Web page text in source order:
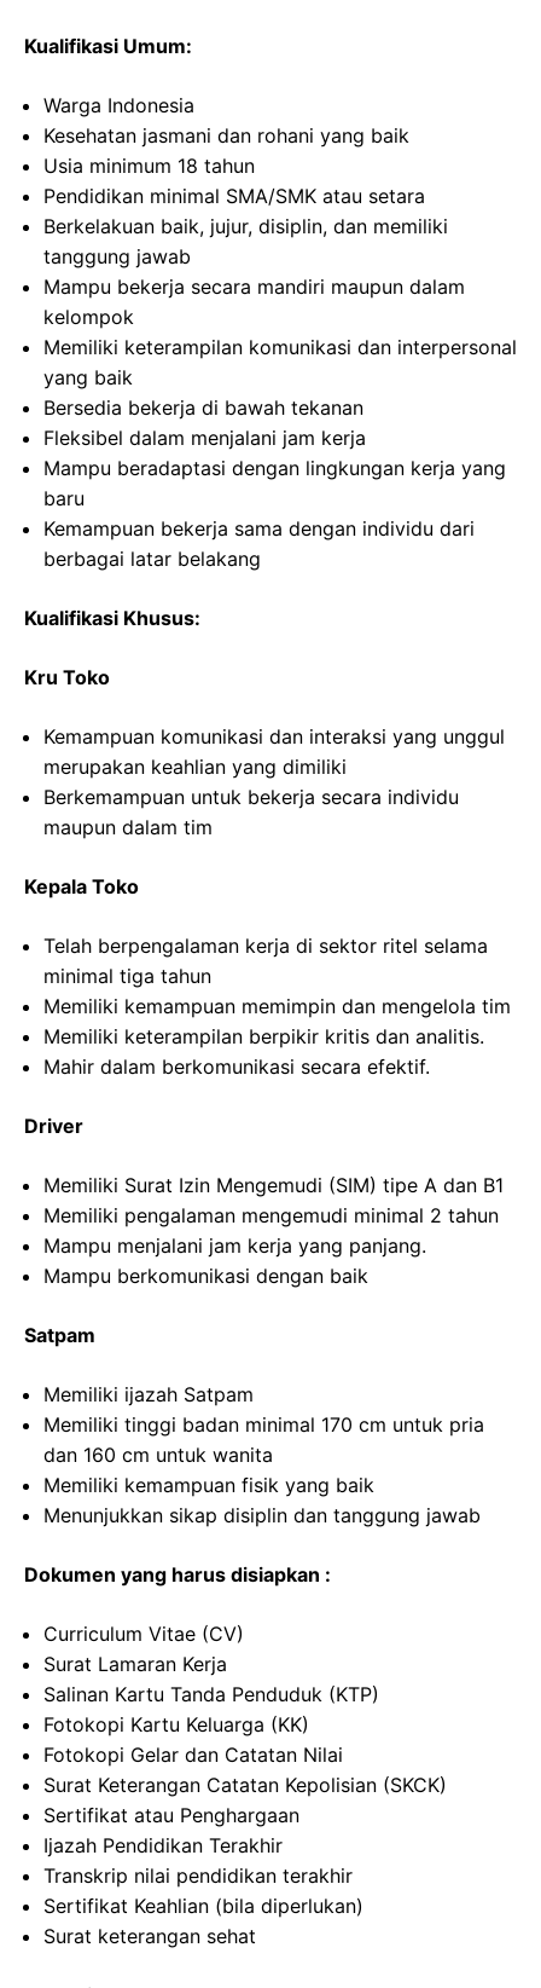
Kualifikasi Umum:
Warga Indonesia
Kesehatan jasmani dan rohani yang baik
Usia minimum 18 tahun
Pendidikan minimal SMA/SMK atau setara
Berkelakuan baik, jujur, disiplin, dan memiliki
tanggung jawab
Mampu bekerja secara mandiri maupun dalam
kelompok
Memiliki keterampilan komunikasi dan interpersonal
yang baik
Bersedia bekerja di bawah tekanan
Fleksibel dalam menjalani jam kerja
Mampu beradaptasi dengan lingkungan kerja yang
baru
Kemampuan bekerja sama dengan individu dari
berbagai latar belakang
Kualifikasi Khusus:
Kru Toko
Kemampuan komunikasi dan interaksi yang unggul
merupakan keahlian yang dimiliki
Berkemampuan untuk bekerja secara individu
maupun dalam tim
Kepala Toko
Telah berpengalaman kerja di sektor ritel selama
minimal tiga tahun
Memiliki kemampuan memimpin dan mengelola tim
Memiliki keterampilan berpikir kritis dan analitis.
Mahir dalam berkomunikasi secara efektif.
Driver
Memiliki Surat Izin Mengemudi (SIM) tipe A dan B1
Memiliki pengalaman mengemudi minimal 2 tahun
Mampu menjalani jam kerja yang panjang.
Mampu berkomunikasi dengan baik
Satpam
Memiliki ijazah Satpam
Memiliki tinggi badan minimal 170 cm untuk pria
dan 160 cm untuk wanita
Memiliki kemampuan fisik yang baik
Menunjukkan sikap disiplin dan tanggung jawab
Dokumen yang harus disiapkan :
Curriculum Vitae (CV)
Surat Lamaran Kerja
Salinan Kartu Tanda Penduduk (KTP)
Fotokopi Kartu Keluarga (KK)
Fotokopi Gelar dan Catatan Nilai
Surat Keterangan Catatan Kepolisian (SKCK)
Sertifikat atau Penghargaan
Ijazah Pendidikan Terakhir
Transkrip nilai pendidikan terakhir
Sertifikat Keahlian (bila diperlukan)
Surat keterangan sehat